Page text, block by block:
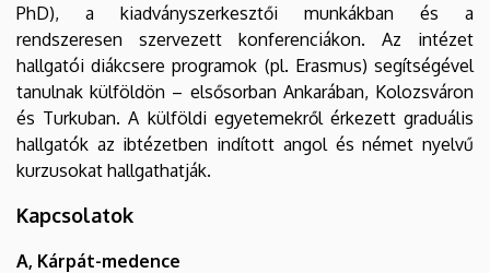
PhD), a kiadványszerkesztői munkákban és a
rendszeresen szervezett konferenciákon. Az intézet
hallgatói diákcsere programok (pl. Erasmus) segítségével
tanulnak külföldön – elsősorban Ankarában, Kolozsváron
és Turkuban. A külföldi egyetemekről érkezett graduális
hallgatók az ibtézetben indított angol és német nyelvű
kurzusokat hallgathatják.
Kapcsolatok
A, Kárpát-medence